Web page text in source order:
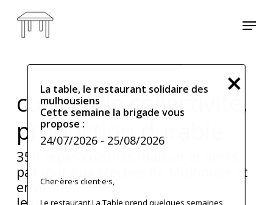
Menu
La table, le restaurant solidaire des
mulhousiens
Cette semaine la brigade vous
propose :
24/07/2026- 25/08/2026
Cher·ère·s client·e·s,
Le restaurant La Table prend quelques semaines
cuisine de collectivité,
production durable
350 repas cuisinés maison et livrés
par jour aux crèches de Mulhouse et
environs,